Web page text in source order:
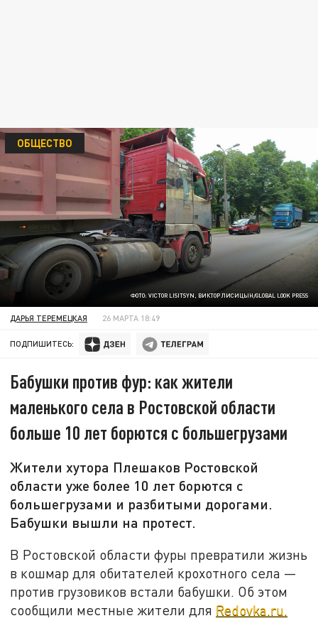
ФОТО: VICTOR LISITSYN, ВИКТОР ЛИСИЦЫН/GLOBAL LOOK PRESS
ОБЩЕСТВО
ДАРЬЯ ТЕРЕМЕЦКАЯ 26 МАРТА 18:49
ПОДПИШИТЕСЬ:
Бабушки против фур: как жители
маленького села в Ростовской области
больше 10 лет борются с большегрузами
Жители хутора Плешаков Ростовской
области уже более 10 лет борются с
большегрузами и разбитыми дорогами.
Бабушки вышли на протест.
В Ростовской области фуры превратили жизнь
в кошмар для обитателей крохотного села —
против грузовиков встали бабушки. Об этом
сообщили местные жители для Redovka.ru.